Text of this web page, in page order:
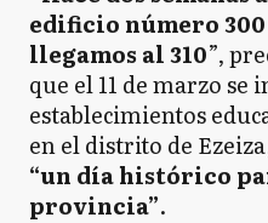
edificio número
llegamos al 310”,
que el 11 de marzo
establecimientos
en el distrito de
“un día histórico
provincia”.